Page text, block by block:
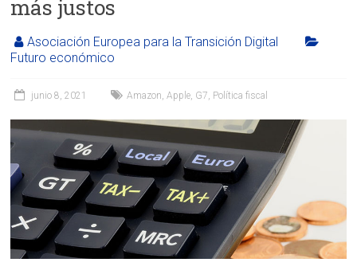
más justos
Asociación Europea para la Transición Digital
Futuro económico
junio 8, 2021 Amazon,Apple, G7, Política fiscal